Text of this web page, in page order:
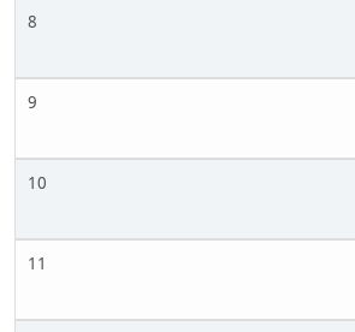
8
9
10
11